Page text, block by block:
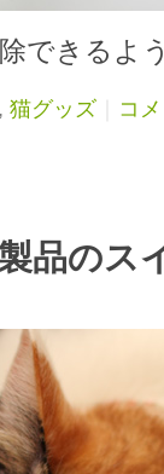
できるよ
, 猫グッズ コ
品のス